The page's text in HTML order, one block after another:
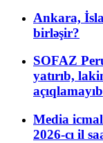
Ankara,
birləşir?
SOFAZ
yatırıb,
açıqlamayıb
Media
2026-cı il